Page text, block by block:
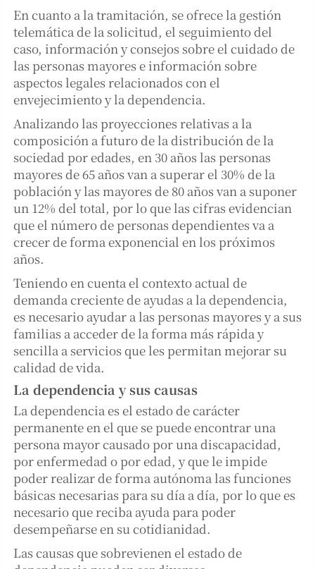
En cuanto a la tramitación, se ofrece la gestión
telemática de la solicitud, el seguimiento del
caso, información y consejos sobre el cuidado de
las personas mayores e información sobre
aspectos legales relacionados con el
envejecimiento y la dependencia.
Analizando las proyecciones relativas a la
composición a futuro de la distribución de la
sociedad por edades, en 30 años las personas
mayores de 65 años van a superar el 30% de la
población y las mayores de 80 años van a suponer
un 12% del total, por lo que las cifras evidencian
que el número de personas dependientes va a
crecer de forma exponencial en los próximos
años.
Teniendo en cuenta el contexto actual de
demanda creciente de ayudas a la dependencia,
es necesario ayudar a las personas mayores y a sus
familias a acceder de la forma más rápida y
sencilla a servicios que les permitan mejorar su
calidad de vida.
La dependencia y sus causas
La dependencia es el estado de carácter
permanente en el que se puede encontrar una
persona mayor causado por una discapacidad,
por enfermedad o por edad, y que le impide
poder realizar de forma autónoma las funciones
básicas necesarias para su día a día, por lo que es
necesario que reciba ayuda para poder
desempeñarse en su cotidianidad.
Las causas que sobrevienen el estado de